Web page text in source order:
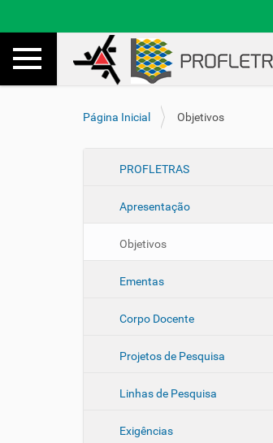
Toggle navigation Busca
V
q
Página Inicial Objetivos
PROFLETRAS
Apresentação
Objetivos
Ementas
Corpo Docente
Projetos de Pesquisa
Linhas de Pesquisa
Exigências